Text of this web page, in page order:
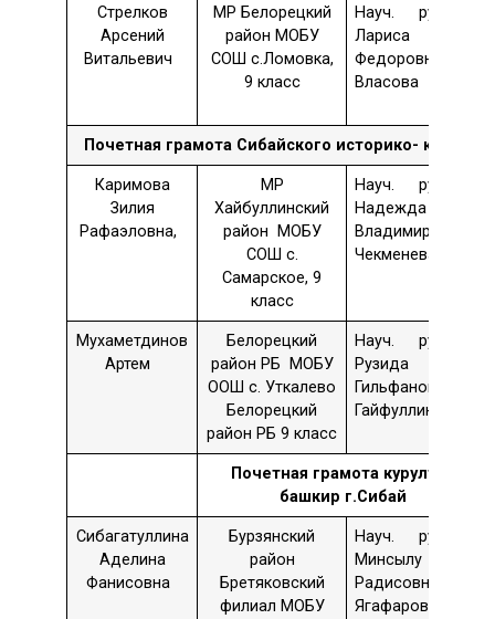
Стрелков
Арсений
Витальевич
МР Белорецкий
район МОБУ
СОШ с.Ломовка,
9 класс
Науч. рук. –
Лариса
Федоровна
Власова
Почетная грамота Сибайского историко-
Каримова
Зилия
Рафаэловна,
МР
Хайбуллинский
район МОБУ
СОШ с.
Самарское, 9
класс
Науч. рук. –
Надежда
Владимировна
Чекменева
Мухаметдинов
Артем
Белорецкий
район РБ МОБУ
ООШ с. Уткалево
Белорецкий
район РБ 9 класс
Науч. рук. –
Рузида
Гильфановна
Гайфуллина
Почетная грамота курултая
башкир г.Сибай
Сибагатуллина
Аделина
Фанисовна
Бурзянский
район
Бретяковский
филиал МОБУ
Науч. рук. –
Минсылу
Радисовна
Ягафарова